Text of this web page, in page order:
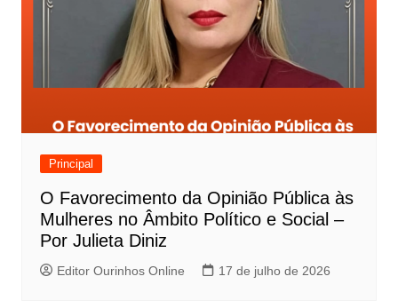
Principal
O Favorecimento da Opinião Pública às
Mulheres no Âmbito Político e Social –
Por Julieta Diniz
Editor Ourinhos Online 17 de julho de 2026